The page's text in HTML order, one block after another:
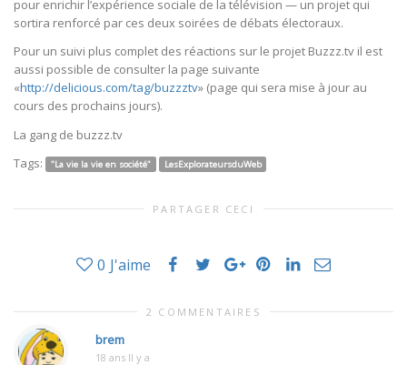
pour enrichir l’expérience sociale de la télévision — un projet qui
sortira renforcé par ces deux soirées de débats électoraux.
Pour un suivi plus complet des réactions sur le projet Buzzz.tv il est
aussi possible de consulter la page suivante
«http://delicious.com/tag/buzzztv» (page qui sera mise à jour au
cours des prochains jours).
La gang de buzzz.tv
Tags:
"La vie la vie en société" LesExplorateursduWeb
PARTAGER CECI
0 J'aime
2 COMMENTAIRES
brem
18 ans Il y a